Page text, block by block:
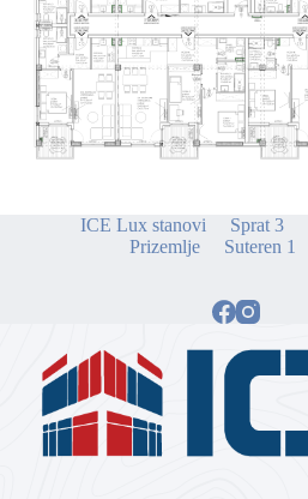
ICE Lux stanovi Sprat 3
Prizemlje
Suteren 1